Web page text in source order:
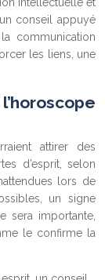
conseil appuyé
communication
les liens, une
attirer des
d’esprit, selon
lors de
un signe
sera importante,
le confirme la